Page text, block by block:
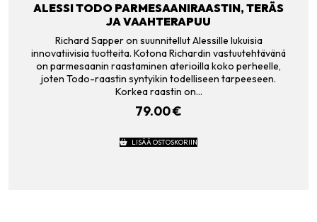
ALESSI TODO PARMESAANIRAASTIN, TERÄS
JA VAAHTERAPUU
Richard Sapper on suunnitellut Alessille lukuisia
innovatiivisia tuotteita. Kotona Richardin vastuutehtävänä
on parmesaanin raastaminen aterioilla koko perheelle,
joten Todo-raastin syntyikin todelliseen tarpeeseen.
Korkea raastin on…
79.00€
LISÄÄ OSTOSKORIIN